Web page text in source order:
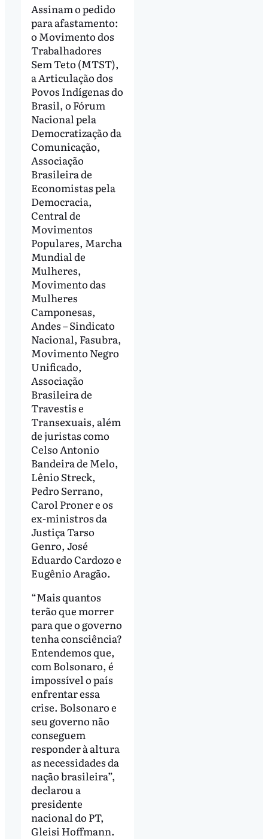
Assinam o pedido
para afastamento:
o Movimento dos
Trabalhadores
Sem Teto (MTST),
a Articulação dos
Povos Indígenas do
Brasil, o Fórum
Nacional pela
Democratização da
Comunicação,
Associação
Brasileira de
Economistas pela
Democracia,
Central de
Movimentos
Populares, Marcha
Mundial de
Mulheres,
Movimento das
Mulheres
Camponesas,
Andes – Sindicato
Nacional, Fasubra,
Movimento Negro
Unificado,
Associação
Brasileira de
Travestis e
Transexuais, além
de juristas como
Celso Antonio
Bandeira de Melo,
Lênio Streck,
Pedro Serrano,
Carol Proner e os
ex-ministros da
Justiça Tarso
Genro, José
Eduardo Cardozo e
Eugênio Aragão.
“Mais quantos
terão que morrer
para que o governo
tenha consciência?
Entendemos que,
com Bolsonaro, é
impossível o país
enfrentar essa
crise. Bolsonaro e
seu governo não
conseguem
responder à altura
as necessidades da
nação brasileira”,
declarou a
presidente
nacional do PT,
Gleisi Hoffmann.